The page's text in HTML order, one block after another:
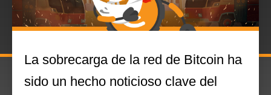
La sobrecarga de la red de Bitcoin ha
sido un hecho noticioso clave del